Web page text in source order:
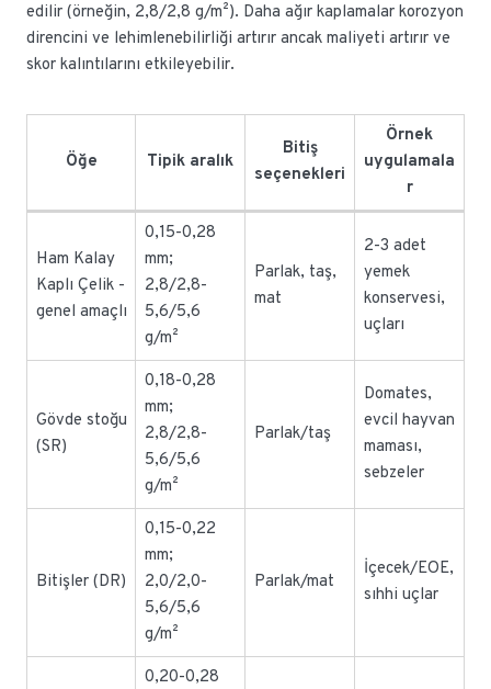
edilir (örneğin, 2,8/2,8 g/m²). Daha ağır kaplamalar korozyon
direncini ve lehimlenebilirliği artırır ancak maliyeti artırır ve
skor kalıntılarını etkileyebilir.
Öğe Tipik aralık
Bitiş
seçenekleri
Örnek
uygulamala
r
Ham Kalay
Kaplı Çelik -
genel amaçlı
0,15-0,28
mm;
2,8/2,8-
5,6/5,6
g/m²
Parlak, taş,
mat
2-3 adet
yemek
konservesi,
uçları
Gövde stoğu
(SR)
0,18-0,28
mm;
2,8/2,8-
5,6/5,6
g/m²
Parlak/taş
Domates,
evcil hayvan
maması,
sebzeler
Bitişler (DR)
0,15-0,22
mm;
2,0/2,0-
5,6/5,6
g/m²
Parlak/mat
İçecek/EOE,
sıhhi uçlar
0,20-0,28